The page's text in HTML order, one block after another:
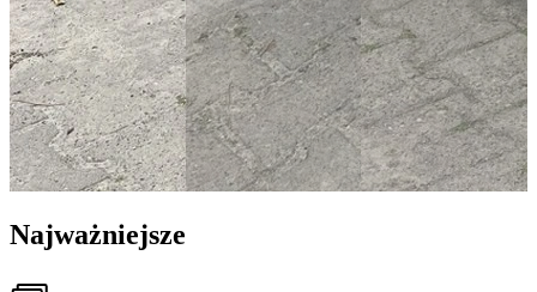
Najważniejsze